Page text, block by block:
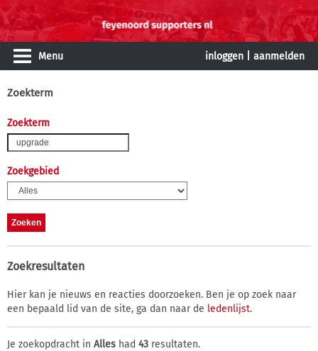
Menu inloggen aanmelden
Zoekterm
Zoekterm
Zoekgebied
Zoekresultaten
Hier kan je nieuws en reacties doorzoeken. Ben je op zoek naar
een bepaald lid van de site, ga dan naar de ledenlijst.
Je zoekopdracht in Alles had 43 resultaten.